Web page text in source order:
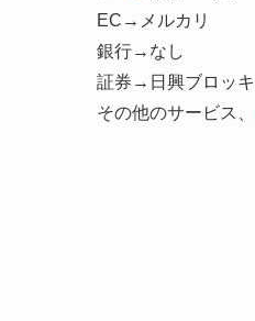
EC→メルカリ
銀行→なし
証券→日興ブロッ
その他のサービス、